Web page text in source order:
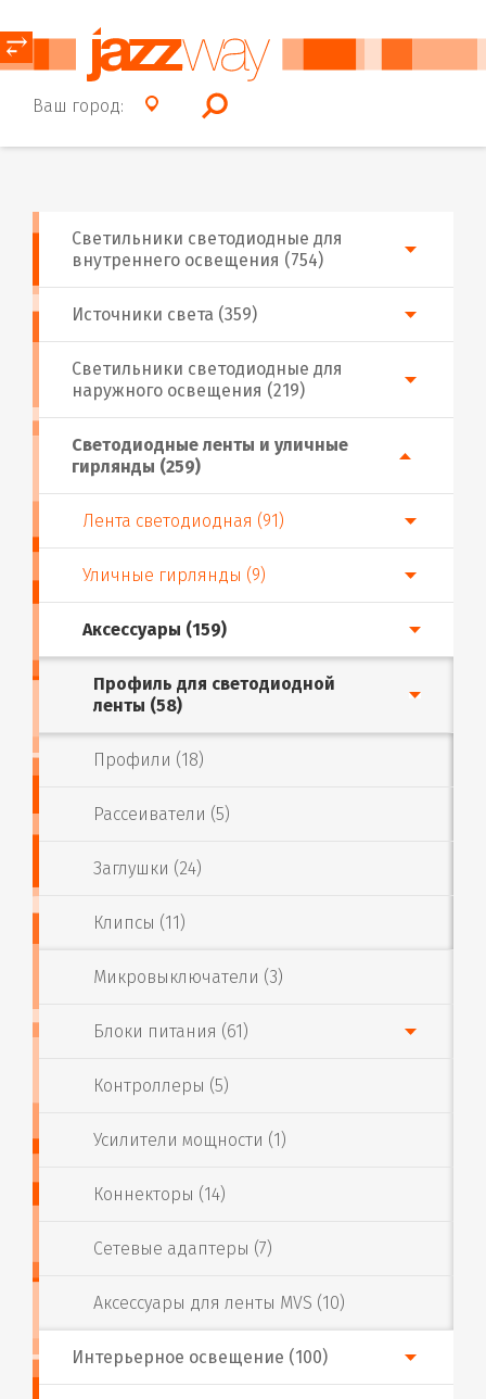
Ваш город:
⥂
Интерьерное освещение (100)
Источники света (359)
Светодиодные ленты и уличные
гирлянды (259)
Лента светодиодная (91)
Уличные гирлянды (9)
Аксессуары (159)
Профиль для светодиодной
ленты (58)
Профили (18)
Рассеиватели (5)
Заглушки (24)
Клипсы (11)
Микровыключатели (3)
Блоки питания (61)
Контроллеры (5)
Усилители мощности (1)
Коннекторы (14)
Сетевые адаптеры (7)
Аксессуары для ленты MVS (10)
Светильники светодиодные для
внутреннего освещения (754)
Светильники светодиодные для
наружного освещения (219)